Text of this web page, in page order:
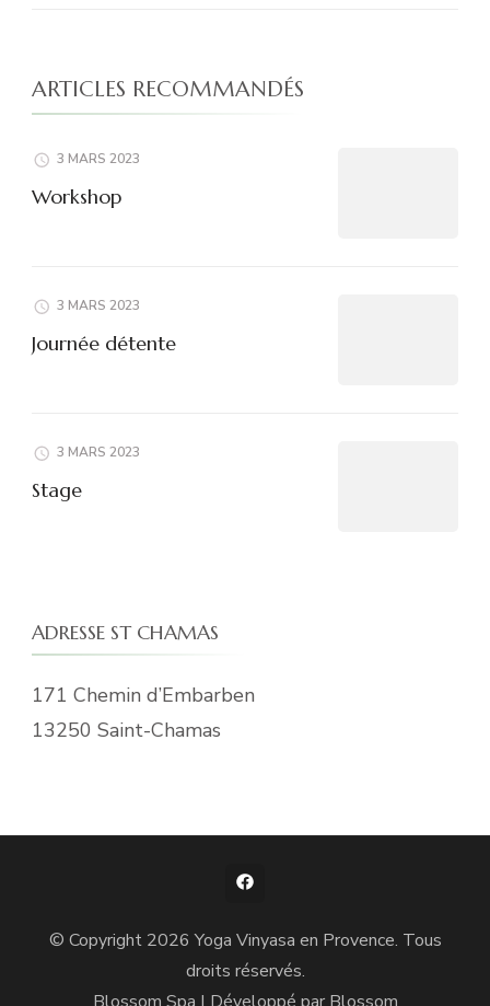
ARTICLES RECOMMANDÉS
3 MARS 2023
Workshop
3 MARS 2023
Journée détente
3 MARS 2023
Stage
ADRESSE ST CHAMAS
171 Chemin d’Embarben
13250 Saint-Chamas
© Copyright 2026Yoga Vinyasa en Provence. Tous
droits réservés.
Blossom Spa | Développé par Blossom